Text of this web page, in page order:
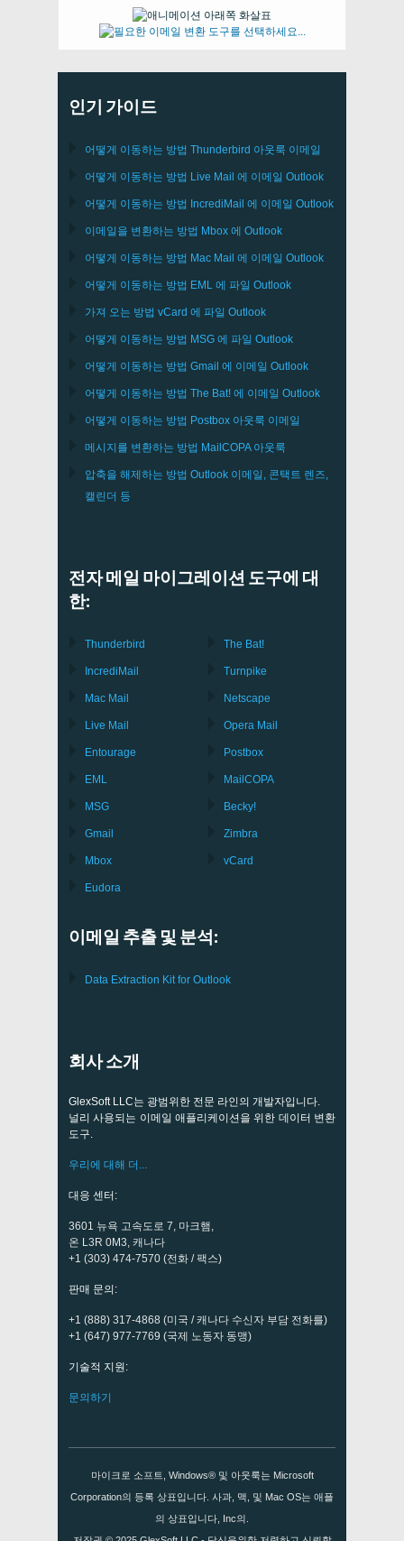
인기 가이드
어떻게 이동하는 방법 Thunderbird 아웃룩 이메일
어떻게 이동하는 방법 Live Mail 에 이메일 Outlook
어떻게 이동하는 방법 IncrediMail 에 이메일 Outlook
이메일을 변환하는 방법 Mbox 에 Outlook
어떻게 이동하는 방법 Mac Mail 에 이메일 Outlook
어떻게 이동하는 방법 EML 에 파일 Outlook
가져 오는 방법 vCard 에 파일 Outlook
어떻게 이동하는 방법 MSG 에 파일 Outlook
어떻게 이동하는 방법 Gmail 에 이메일 Outlook
어떻게 이동하는 방법 The Bat! 에 이메일 Outlook
어떻게 이동하는 방법 Postbox 아웃룩 이메일
메시지를 변환하는 방법 MailCOPA아웃룩
압축을 해제하는 방법 Outlook 이메일, 콘택트 렌즈,
캘린더 등
전자 메일 마이그레이션 도구에 대
한:
Thunderbird
IncrediMail
Mac Mail
Live Mail
Entourage
EML
MSG
Gmail
Mbox
Eudora
The Bat!
Turnpike
Netscape
Opera Mail
Postbox
MailCOPA
Becky!
Zimbra
vCard
이메일 추출 및 분석:
Data Extraction Kit for Outlook
회사 소개
GlexSoft LLC는 광범위한 전문 라인의 개발자입니다.
널리 사용되는 이메일 애플리케이션을 위한 데이터 변환
도구.
우리에 대해 더...
대응 센터:
3601 뉴욕 고속도로 7, 마크햄,
온 L3R 0M3, 캐나다
+1 (303) 474-7570 (전화 / 팩스)
판매 문의:
+1 (888) 317-4868 (미국 / 캐나다 수신자 부담 전화를)
+1 (647) 977-7769 (국제 노동자 동맹)
기술적 지원:
문의하기
마이크로 소프트, Windows® 및 아웃룩는 Microsoft
Corporation의 등록 상표입니다. 사과, 맥, 및 Mac OS는 애플
의 상표입니다, Inc의.